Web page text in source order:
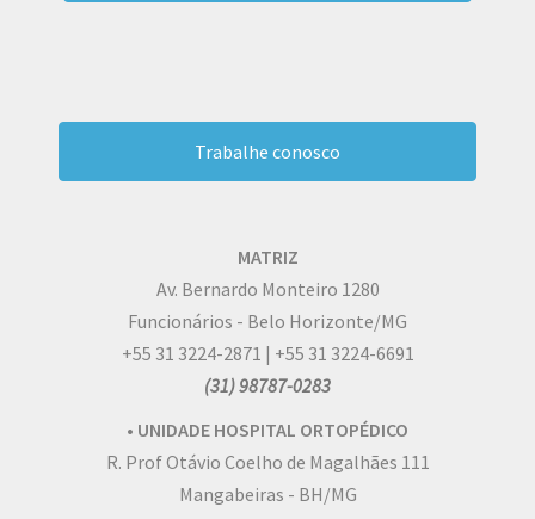
Trabalhe conosco
MATRIZ
Av. Bernardo Monteiro 1280
Funcionários - Belo Horizonte/MG
+55 31 3224-2871 | +55 31 3224-6691
(31) 98787-0283
• UNIDADE HOSPITAL ORTOPÉDICO
R. Prof Otávio Coelho de Magalhães 111
Mangabeiras - BH/MG